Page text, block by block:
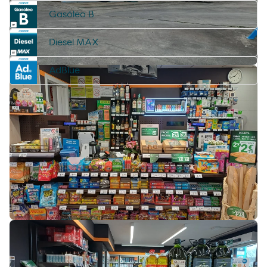
Gasóleo B
Diesel MAX
AdBlue
Serviços
Encontre tudo o que precisa para si e
para o seu veículo.
Serviços para freelancers e
frotas
Sala de descanso para camionistas
Sala de descanso
Lojas, restaurantes e cafés